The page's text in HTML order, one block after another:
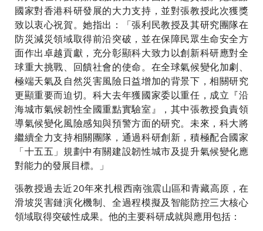
國家對香港科研發展的大力支持，並對張教授此次獲獎
致以衷心祝賀。她指出：「張利民教授及其研究團隊在
防災減災領域取得前沿突破，並在保障民眾生命安全方
面作出卓越貢獻，充分彰顯科大致力以創新科研應對全
球重大挑戰、回饋社會的使命。在全球氣候變化加劇、
極端天氣及自然災害風險日益增加的背景下，相關研究
更顯重要而迫切。科大去年獲國家委以重任，成立『沿
海城市氣候韌性全國重點實驗室』，其中張教授負責領
導氣候變化風險感知與預警方面的研究。未來，科大將
繼續全力支持相關團隊，通過科研創新，積極配合國家
「十五五」規劃中有關建設韌性城市及提升氣候變化應
對能力的發展目標。」
張教授過去近20年來扎根西南強震山區和青藏高原，在
滑坡災害鏈演化機制、全過程模擬及智能防控三大核心
領域取得突破性成果。他的主要科研成就與應用包括：